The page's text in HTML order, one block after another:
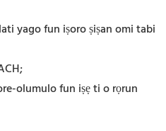
yago fun iṣoro ṣiṣan omi tabi
olumulo fun iṣẹ ti o rọrun